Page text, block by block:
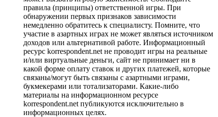
правила (принципы) ответственной игры. При
обнаружении первых признаков зависимости
немедленно обратитесь к специалисту. Помните, что
участие в азартных играх не может являться источником
доходов или альтернативой работе. Информационный
ресурс korrespondent.net не проводит игры на реальные
и/или виртуальные деньги, сайт не принимает ни в
какой форме оплату ставок и других платежей, которые
связаны/могут быть связаны с азартными играми,
букмекерами или тотализаторами. Какие-либо
материалы на информационном ресурсе
korrespondent.net публикуются исключительно в
информационных целях.